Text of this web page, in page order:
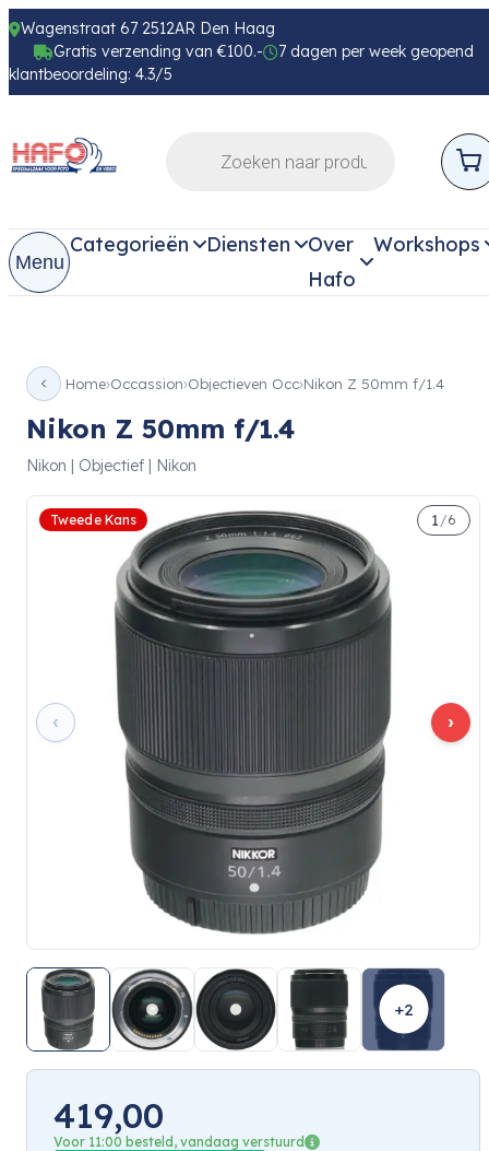
Wagenstraat 67 2512AR Den Haag
Gratis verzending van €100.-
7 dagen per week geopend
klantbeoordeling: 4.3/5
Menu
Categorieën Diensten
Over
Hafo
Workshops
Home Occassion Objectieven Occ Nikon Z 50mm f/1.4
Nikon Z 50mm f/1.4
Nikon | Objectief | Nikon
Tweede Kans
‹ ›
1 /6
+2
419,00
Voor 11:00 besteld, vandaag verstuurd